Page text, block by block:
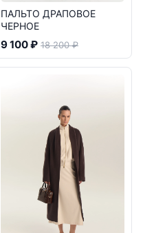
ПАЛЬТО ДРАПОВОЕ
ЧЕРНОЕ
9 100 ₽ 18 200 ₽